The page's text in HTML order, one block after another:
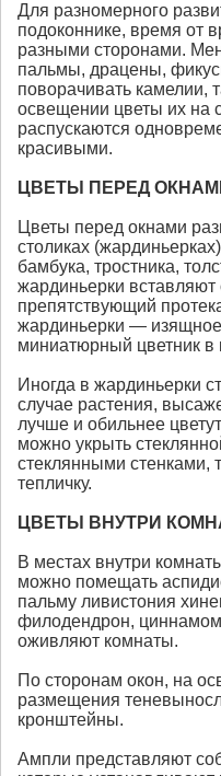
Для разномерного
подоконнике, время от
разными сторонами.
пальмы, драцены,
поворачивать камелии,
освещении цветы их на
распускаются
красивыми.
ЦВЕТЫ ПЕРЕД
Цветы перед окнами
столиках
бамбука, тростника,
жардиньерки
препятствующий
жардиньерки —
миниатюрный цветник в
Иногда в жардиньерки
случае растения,
лучше и обильнее
можно укрыть
стеклянными стенками,
тепличку.
ЦВЕТЫ ВНУТРИ
В местах внутри
можно помещать
пальму ливистония
филодендрон,
оживляют комнаты.
По сторонам окон, на
размещения
кронштейны.
Ампли представляют